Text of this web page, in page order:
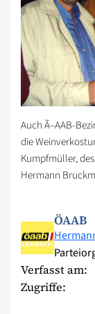
Auch Ã–AAB-
die
Kumpfmüller,
Hermann
ÖAAB
Verfasst am:
Zugriffe: